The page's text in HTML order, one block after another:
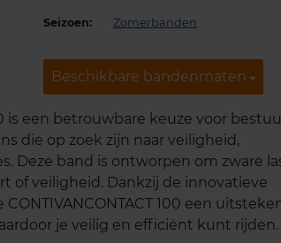
Seizoen: Zomerbanden
Beschikbare bandenmaten
Beschikbare bandenmaten
is een betrouwbare keuze voor
die op zoek zijn naar veiligheid,
Deze band is ontworpen om zware
of veiligheid. Dankzij de innovatieve
100 een
je veilig en efficiënt kunt rijden.